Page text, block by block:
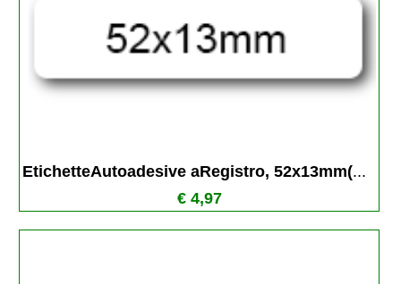
EtichetteAutoadesive aRegistro, 52x13mm(...
€ 4,97